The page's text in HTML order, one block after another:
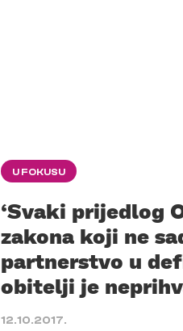
U FOKUSU
‘Svaki prijedlog
zakona koji ne
partnerstvo u
obitelji je
12.10.2017.